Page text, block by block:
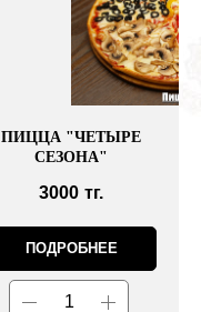
ПИЦЦА "ЧЕТЫРЕ
СЕЗОНА"
3000 тг.
ПОДРОБНЕЕ